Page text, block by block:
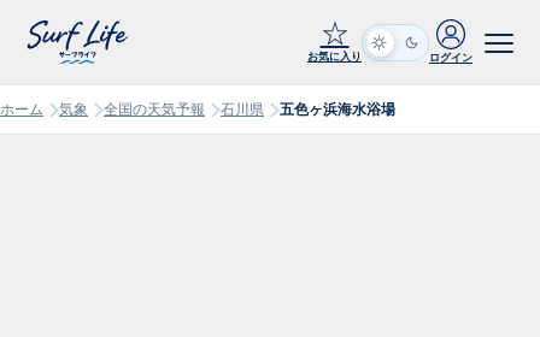
☆
お気に入り ログイン
ホーム 気象 全国の天気予報 石川県 五色ヶ浜海水浴場